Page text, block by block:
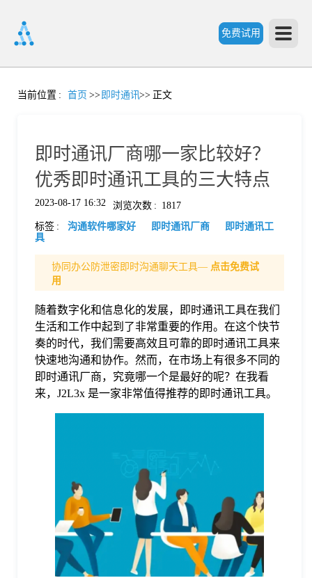
免费试用
首
格
当前位置 : 首页 >> 即时通讯>> 正文
即时通讯厂商哪一家比较好？
优秀即时通讯工具的三大特点
2023-08-17 16:32 浏览次数 : 1817
标签 : 沟通软件哪家好 即时通讯厂商
即时通讯工
具
协同办公防泄密即时沟通聊天工具— 点击免费试
用
随着数字化和信息化的发展，即时通讯工具在我们
生活和工作中起到了非常重要的作用。在这个快节
奏的时代，我们需要高效且可靠的即时通讯工具来
快速地沟通和协作。然而，在市场上有很多不同的
即时通讯厂商，究竟哪一个是最好的呢？在我看
来，J2L3x 是一家非常值得推荐的即时通讯工具。